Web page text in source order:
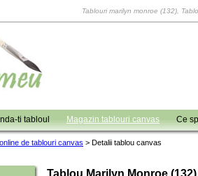
Tablouri marilyn monroe (132),
ti tabloul Magazin tablouri canvas Ce
de tablouri canvas > Detalii tablou canvas
Tablou Marilyn Monroe (132)